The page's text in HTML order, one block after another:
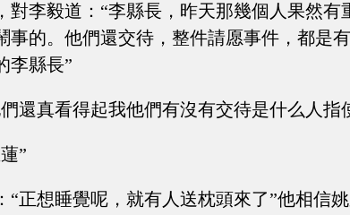
對李毅道：“李縣長，昨天那幾個人果然有
事的。他們還交待，整件請愿事件，都是
李縣長”
還真看得起我他們有沒有交待是什么人指
”
“正想睡覺呢，就有人送枕頭來了”他相信